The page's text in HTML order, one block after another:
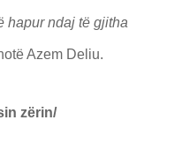
hapur ndaj të gjitha
Azem Deliu.
zërin/